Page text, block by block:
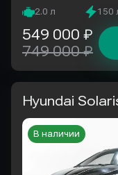
2.0 л 150
549 000 ₽
749 000 ₽
Hyundai
В наличии